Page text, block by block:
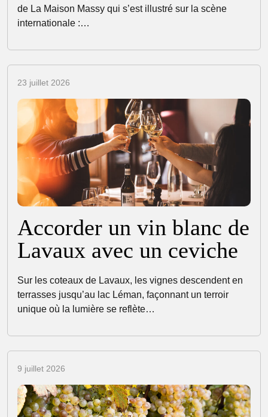
de La Maison Massy qui s’est illustré sur la scène
internationale :…
23 juillet 2026
Accorder un vin blanc de
Lavaux avec un ceviche
Sur les coteaux de Lavaux, les vignes descendent en
terrasses jusqu’au lac Léman, façonnant un terroir
unique où la lumière se reflète…
9 juillet 2026